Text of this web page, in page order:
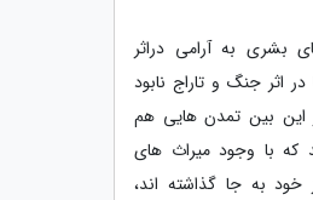
بشری به آرامی دراثر
در اثر جنگ و تاراج نابود
این بین تمدن هایی هم
که با وجود میراث های
خود به جا گذاشته اند،